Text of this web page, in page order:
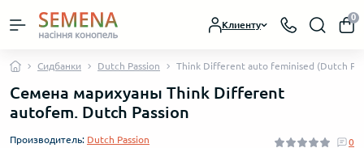
Клиенту
0
Сидбанки Dutch Passion Think Different auto feminised (Dutch
Семена марихуаны Think Different
autofem. Dutch Passion
Производитель: Dutch Passion 0